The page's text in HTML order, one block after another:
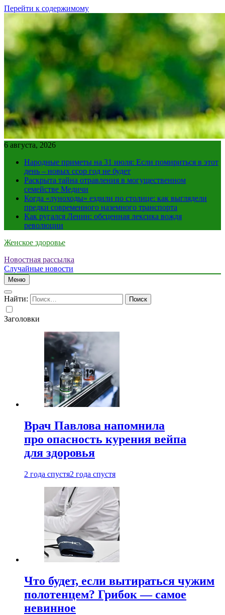
Перейти к содержимому
6 августа, 2026
Народные приметы на 31 июля: Если помириться в этот
день – новых ссор год не будет
Раскрыта тайна отравления в могущественном
семействе Медичи
Когда «луноходы» ездили по столице: как выглядели
предки современного наземного транспорта
Как ругался Ленин: обсценная лексика вождя
революции
Женское здоровье
Новостная рассылка
Случайные новости
Меню
Найти:
Заголовки
Врач Павлова напомнила
про опасность курения вейпа
для здоровья
2 года спустя2 года спустя
Что будет, если вытираться чужим
полотенцем? Грибок — самое
невинное